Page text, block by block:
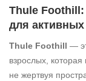
Thule Foothill:
для
Thule Foothill —
взрослых,
не жертвуя